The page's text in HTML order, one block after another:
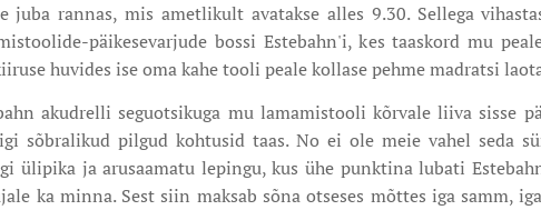
rannas, mis ametlikult avatakse alles 9.30. Sellega
päikesevarjude bossi Estebahn'i, kes taaskord mu
huvides ise oma kahe tooli peale kollase pehme madratsi
akudrelli seguotsikuga mu lamamistooli kõrvale liiva sisse
sõbralikud pilgud kohtusid taas. No ei ole meie vahel seda
ülipika ja arusaamatu lepingu, kus ühe punktina lubati
ka minna. Sest siin maksab sõna otseses mõttes iga samm,